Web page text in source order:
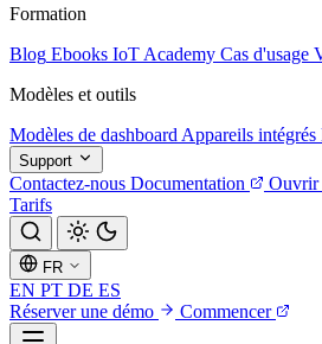
Formation
Blog Ebooks IoT Academy Cas d'usage
Modèles et outils
Modèles de dashboard Appareils intégrés
Support
Contactez-nous Documentation Ouvrir
Tarifs
FR
EN PT DE ES
Réserver une démo
Commencer